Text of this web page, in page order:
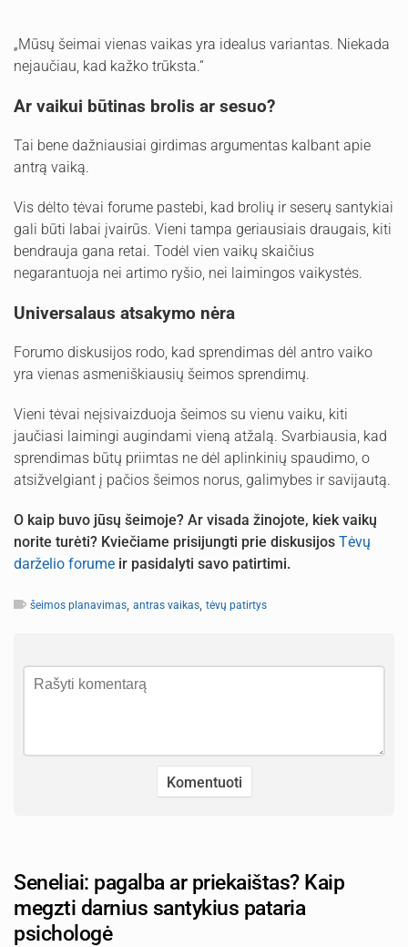
„Mūsų šeimai vienas vaikas yra idealus variantas. Niekada
nejaučiau, kad kažko trūksta.“
Ar vaikui būtinas brolis ar sesuo?
Tai bene dažniausiai girdimas argumentas kalbant apie
antrą vaiką.
Vis dėlto tėvai forume pastebi, kad brolių ir seserų santykiai
gali būti labai įvairūs. Vieni tampa geriausiais draugais, kiti
bendrauja gana retai. Todėl vien vaikų skaičius
negarantuoja nei artimo ryšio, nei laimingos vaikystės.
Universalaus atsakymo nėra
Forumo diskusijos rodo, kad sprendimas dėl antro vaiko
yra vienas asmeniškiausių šeimos sprendimų.
Vieni tėvai neįsivaizduoja šeimos su vienu vaiku, kiti
jaučiasi laimingi augindami vieną atžalą. Svarbiausia, kad
sprendimas būtų priimtas ne dėl aplinkinių spaudimo, o
atsižvelgiant į pačios šeimos norus, galimybes ir savijautą.
O kaip buvo jūsų šeimoje? Ar visada žinojote, kiek vaikų
norite turėti? Kviečiame prisijungti prie diskusijos Tėvų
darželio forume ir pasidalyti savo patirtimi.
šeimos planavimas, antras vaikas, tėvų patirtys
Seneliai: pagalba ar priekaištas? Kaip
megzti darnius santykius pataria
psichologė